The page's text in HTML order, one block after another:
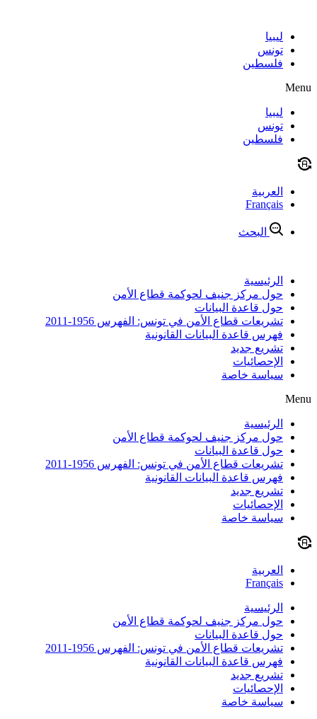
contentليبيا
تونس
فلسطين
Menu
ليبيا
تونس
فلسطين
العربية
Français
البحث
الرئيسية
حول مركز جنيف لحوكمة قطاع الأمن
حول قاعدة البيانات
تشريعات قطاع الأمن في تونس: الفهرس 1956-2011
فهرس قاعدة البيانات القانونية
تشريع جديد
الإحصائيات
سياسة خاصة
Menu
الرئيسية
حول مركز جنيف لحوكمة قطاع الأمن
حول قاعدة البيانات
تشريعات قطاع الأمن في تونس: الفهرس 1956-2011
فهرس قاعدة البيانات القانونية
تشريع جديد
الإحصائيات
سياسة خاصة
العربية
Français
الرئيسية
حول مركز جنيف لحوكمة قطاع الأمن
حول قاعدة البيانات
تشريعات قطاع الأمن في تونس: الفهرس 1956-2011
فهرس قاعدة البيانات القانونية
تشريع جديد
الإحصائيات
سياسة خاصة